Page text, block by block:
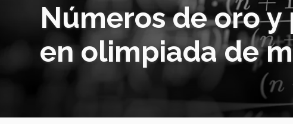
Números de oro
en olimpiada de